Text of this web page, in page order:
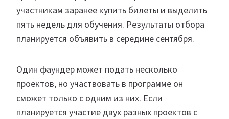
участникам заранее купить билеты и выделить
пять недель для обучения. Результаты отбора
планируется объявить в середине сентября.
Один фаундер может подать несколько
проектов, но участвовать в программе он
сможет только с одним из них. Если
планируется участие двух разных проектов с